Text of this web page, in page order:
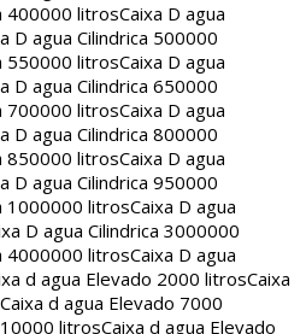
400000 litrosCaixa D agua
D agua Cilindrica 500000
550000 litrosCaixa D agua
D agua Cilindrica 650000
700000 litrosCaixa D agua
D agua Cilindrica 800000
850000 litrosCaixa D agua
D agua Cilindrica 950000
1000000 litrosCaixa D agua
D agua Cilindrica 3000000
4000000 litrosCaixa D agua
d agua Elevado 2000 litrosCaixa
Caixa d agua Elevado 7000
litrosCaixa d agua Elevado